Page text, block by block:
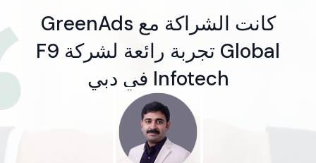
كانت الشراكة مع GreenAds
Global تجربة رائعة لشركة F9
Infotech في دبي